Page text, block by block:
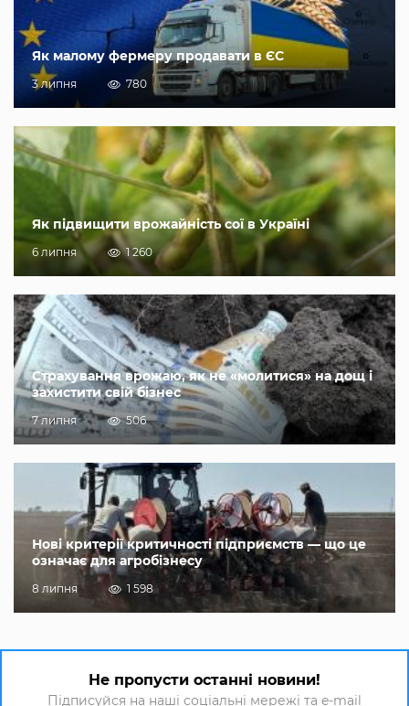
Як малому фермеру продавати в ЄС
3 липня 780
Як підвищити врожайність сої в Україні
6 липня 1 260
Страхування врожаю, як не «молитися» на дощ і
захистити свій бізнес
7 липня 506
Нові критерії критичності підприємств — що це
означає для агробізнесу
8 липня 1 598
Не пропусти останні новини!
Підписуйся на наші соціальні мережі та e-mail